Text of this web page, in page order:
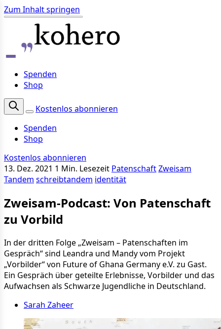
Zum Inhalt springen
Spenden
Shop
Kostenlos abonnieren
Spenden
Shop
Kostenlos abonnieren
13. Dez. 2021 1 Min. Lesezeit PatenschaftZweisam
Tandem schreibtandem identität
Zweisam-Podcast: Von Patenschaft
zu Vorbild
In der dritten Folge „Zweisam – Patenschaften im
Gespräch“ sind Leandra und Mandy vom Projekt
„Vorbilder“ von Future of Ghana Germany e.V. zu Gast.
Ein Gespräch über geteilte Erlebnisse, Vorbilder und das
Aufwachsen als Schwarze Jugendliche in Deutschland.
Sarah Zaheer